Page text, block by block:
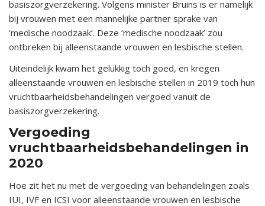
basiszorgverzekering. Volgens minister Bruins is er namelijk
bij vrouwen met een mannelijke partner sprake van
‘medische noodzaak’. Deze ‘medische noodzaak’ zou
ontbreken bij alleenstaande vrouwen en lesbische stellen.
Uiteindelijk kwam het gelukkig toch goed, en kregen
alleenstaande vrouwen en lesbische stellen in 2019 toch hun
vruchtbaarheidsbehandelingen vergoed vanuit de
basiszorgverzekering.
Vergoeding
vruchtbaarheidsbehandelingen in
2020
Hoe zit het nu met de vergoeding van behandelingen zoals
IUI, IVF en ICSI voor alleenstaande vrouwen en lesbische